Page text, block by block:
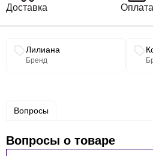
прямого покроя от бедра.
Пояс притачной, в боковых
Талиевыми выточками.
пог спинке – 70 см, рукав – 62
Доставка Оплата
Связанные разделы каталога
Лилиана
Бренд
Вопросы
Вопросы о товаре